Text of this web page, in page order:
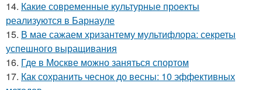
14. Какие современные культурные проекты
реализуются в Барнауле
15. В мае сажаем хризантему мультифлора: секреты
успешного выращивания
16. Где в Москве можно заняться спортом
17. Как сохранить чеснок до весны: 10 эффективных